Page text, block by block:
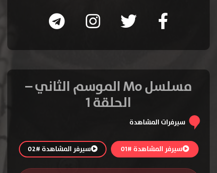
مسلسل Mo الموسم الثاني –
الحلقة 1
سيرفرات المشاهدة
سيرفر المشاهدة #01 سيرفر المشاهدة #02